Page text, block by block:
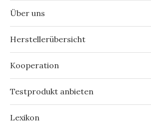
Über uns
Herstellerübersicht
Kooperation
Testprodukt anbieten
Lexikon